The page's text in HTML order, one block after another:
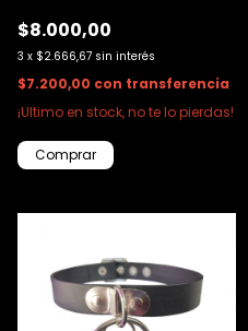
$8.000,00
3 x $2.666,67 sin interés
$7.200,00 con transferencia
¡Ultimo en stock, no te lo pierdas!